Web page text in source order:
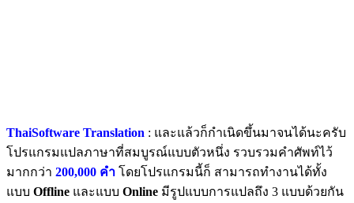
ThaiSoftware Translation : และแล้วก็กำเนิดขึ้นมาจนได้นะครับ
โปรแกรมแปลภาษาที่สมบูรณ์แบบตัวหนึ่ง รวบรวมคำศัพท์ไว้
มากกว่า 200,000 คำ โดยโปรแกรมนี้ก็ สามารถทำงานได้ทั้ง
แบบ Offline และแบบ Online มีรูปแบบการแปลถึง 3 แบบด้วยกัน